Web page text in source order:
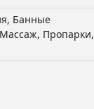
Банные
Пропарки,